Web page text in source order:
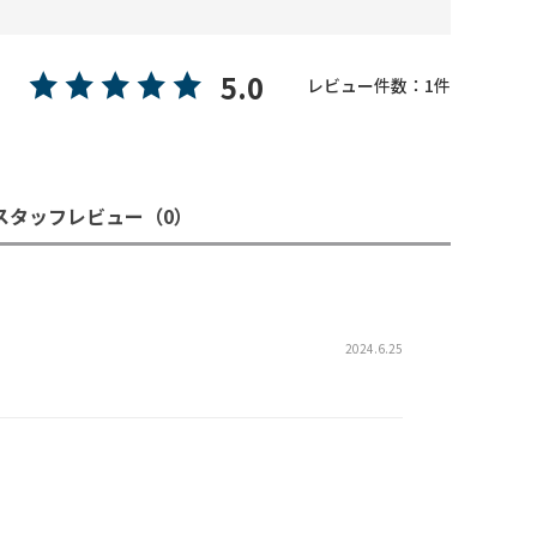
5.0 レビュー件数： 1件
タッフレビュー （0）
2024.6.25